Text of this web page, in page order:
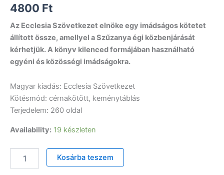
4800 Ft
Az Ecclesia Szövetkezet elnöke egy imádságos kötetet
állított össze, amellyel a Szűzanya égi közbenjárását
kérhetjük. A könyv kilenced formájában használható
egyéni és közösségi imádságokra.
Magyar kiadás: Ecclesia Szövetkezet
Kötésmód: cérnakötött, keménytáblás
Terjedelem: 260 oldal
Availability: 19 készleten
Kosárba teszem